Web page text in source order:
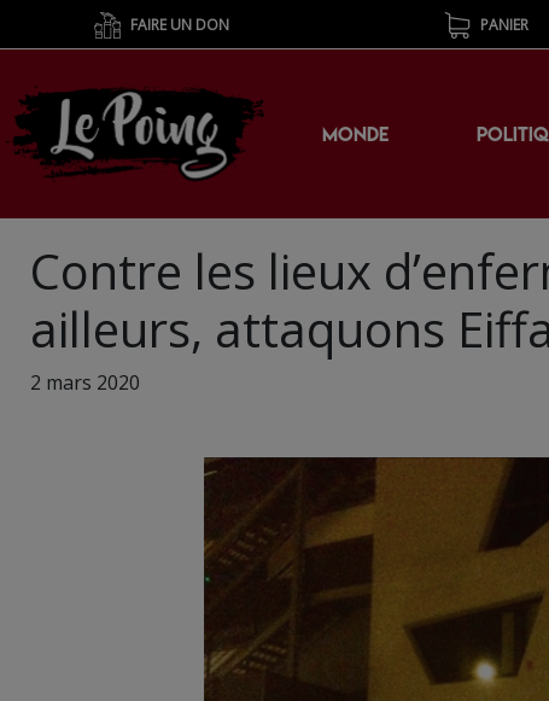
FAIRE UN DON PANIER
MONDE
Contre les lieux
ailleurs, attaquons
2 mars 2020